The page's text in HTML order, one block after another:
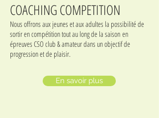
COACHING COMPETITION
Nous offrons aux jeunes et aux adultes la possibilité de
sortir en compétition tout au long de la saison en
épreuves CSO club & amateur dans un objectif de
progression et de plaisir.
En savoir plus